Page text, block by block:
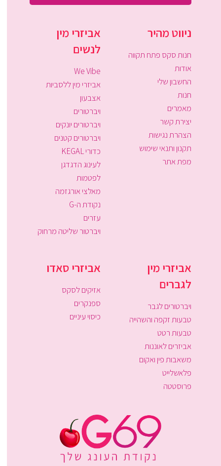
ניווט מהיר
חנות סקס פתח תקווה
אודות
החשבון שלי
חנות
מאמרים
יצירת קשר
הצהרת נגישות
תקנון ותנאי שימוש
מפת אתר
אביזרי מין
לנשים
We Vibe
אביזרי מין ללסביות
אצבעון
ויברטורים
ויברטורים יונקים
ויברטורים קטנים
כדורי KEGAL
לעינוג הדגדגן
לפטמות
מאלצי אורגזמה
נקודת ה-G
עזרים
ויברטור שליטה מרחוק
אביזרי מין
לגברים
ויברטורים לגבר
טבעות זקפה והשהייה
טבעות רטט
אביזרים לאוננות
משאבות פין ואקום
פלאשלייט
פרוסטטה
אביזרי סאדו
אזיקים לסקס
ספנקרים
כיסוי עיניים